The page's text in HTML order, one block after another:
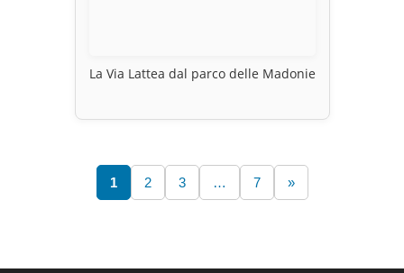
La Via Lattea dal parco delle Madonie
1 2 3 … 7 »